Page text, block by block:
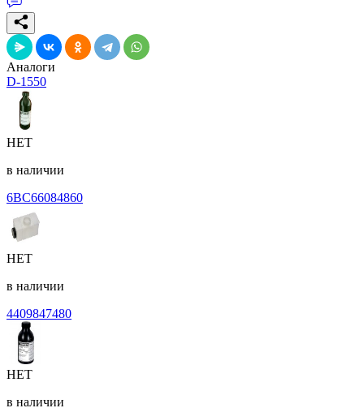
Аналоги
D-1550
НЕТ
в наличии
6BC66084860
НЕТ
в наличии
4409847480
НЕТ
в наличии